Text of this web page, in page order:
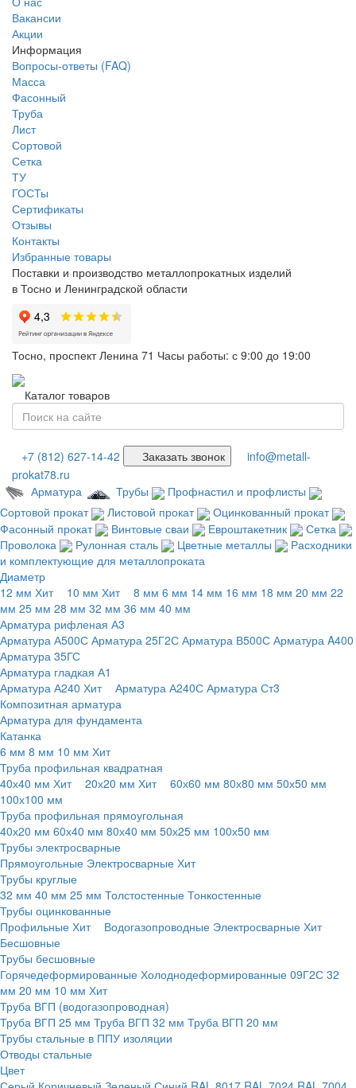
Вакансии
Акции
Информация
Вопросы-ответы (FAQ)
Масса
Фасонный
Труба
Лист
Сортовой
Сетка
ТУ
ГОСТы
Сертификаты
Отзывы
Контакты
Избранные товары
Поставки и производство металлопрокатных изделий
в Тосно и Ленинградской области
Тосно, проспект Ленина 71 Часы работы: с 9:00 до 19:00
Каталог товаров
+7 (812) 627-14-42 Заказать звонок
info@metall-
prokat78.ru
Арматура
Трубы
Профнастил и профлисты
Сортовой прокат
Листовой прокат
Оцинкованный прокат
Фасонный прокат
Винтовые сваи Евроштакетник
Сетка
Проволока
Рулонная сталь Цветные металлы
Расходники
и комплектующие для металлопроката
Диаметр
12 мм Хит 10 мм Хит 8 мм 6 мм 14 мм 16 мм 18 мм 20 мм 22
мм 25 мм 28 мм 32 мм 36 мм 40 мм
Арматура рифленая А3
Арматура А500С Арматура 25Г2С Арматура В500С Арматура A400
Арматура 35ГС
Арматура гладкая А1
Арматура А240 Хит Арматура А240С Арматура Ст3
Композитная арматура
Арматура для фундамента
Катанка
6 мм 8 мм 10 мм Хит
Труба профильная квадратная
40х40 мм Хит 20х20 мм Хит 60х60 мм 80х80 мм 50х50 мм
100х100 мм
Труба профильная прямоугольная
40х20 мм 60х40 мм 80х40 мм 50х25 мм 100х50 мм
Трубы электросварные
Прямоугольные Электросварные Хит
Трубы круглые
32 мм 40 мм 25 мм Толстостенные Тонкостенные
Трубы оцинкованные
Профильные Хит Водогазопроводные Электросварные Хит
Бесшовные
Трубы бесшовные
Горячедеформированные Холоднодеформированные 09Г2С 32
мм 20 мм 10 мм Хит
Труба ВГП (водогазопроводная)
Труба ВГП 25 мм Труба ВГП 32 мм Труба ВГП 20 мм
Трубы стальные в ППУ изоляции
Отводы стальные
Цвет